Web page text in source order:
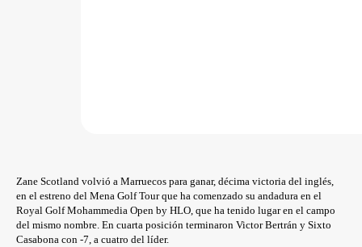
Zane Scotland volvió a Marruecos para ganar, décima victoria del inglés,
en el estreno del Mena Golf Tour que ha comenzado su andadura en el
Royal Golf Mohammedia Open by HLO, que ha tenido lugar en el campo
del mismo nombre. En cuarta posición terminaron Victor Bertrán y Sixto
Casabona con -7, a cuatro del líder.